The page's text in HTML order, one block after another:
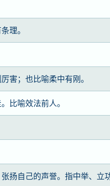
理。
害；也比喻柔中有刚。
比喻效法前人。
扬自己的声誉。指中举、立